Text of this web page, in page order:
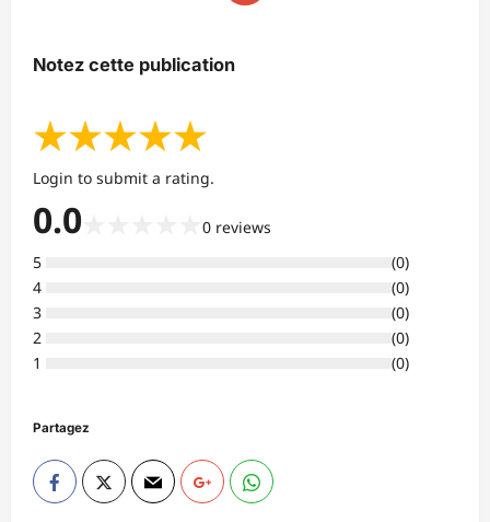
Notez cette publication
★★★★★
Login to submit a rating.
0.0 0 reviews
5
(0)
4
(0)
3
(0)
2
(0)
1
(0)
Partagez